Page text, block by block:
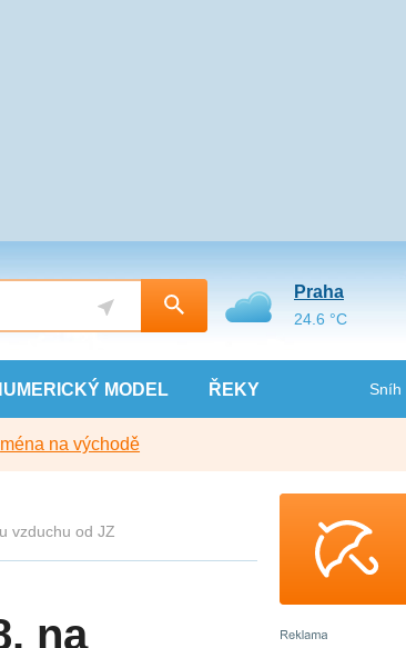
MODEL ŘEKY Sníh
Praha
24.6 °C
na východě
vzduchu od JZ
na